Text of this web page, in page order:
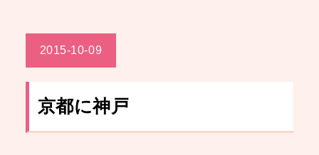
2015-10-09
京都に神戸